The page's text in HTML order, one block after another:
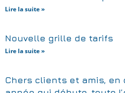
Lire la suite »
Nouvelle grille de tarifs
Lire la suite »
Chers clients et amis, en